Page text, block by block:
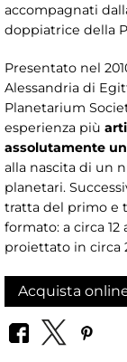
accompagnati
doppiatrice della
Presentato nel
Alessandria di
Planetarium
esperienza più
assolutamente
alla nascita di un
planetari.
tratta del primo e
formato: a circa
proiettato in circa
Acquista